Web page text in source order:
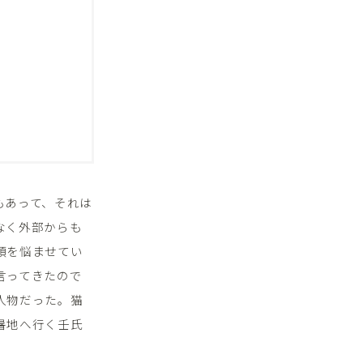
って、それは
外部からも
を悩ませてい
ってきたので
物だった。猫
地へ行く壬氏